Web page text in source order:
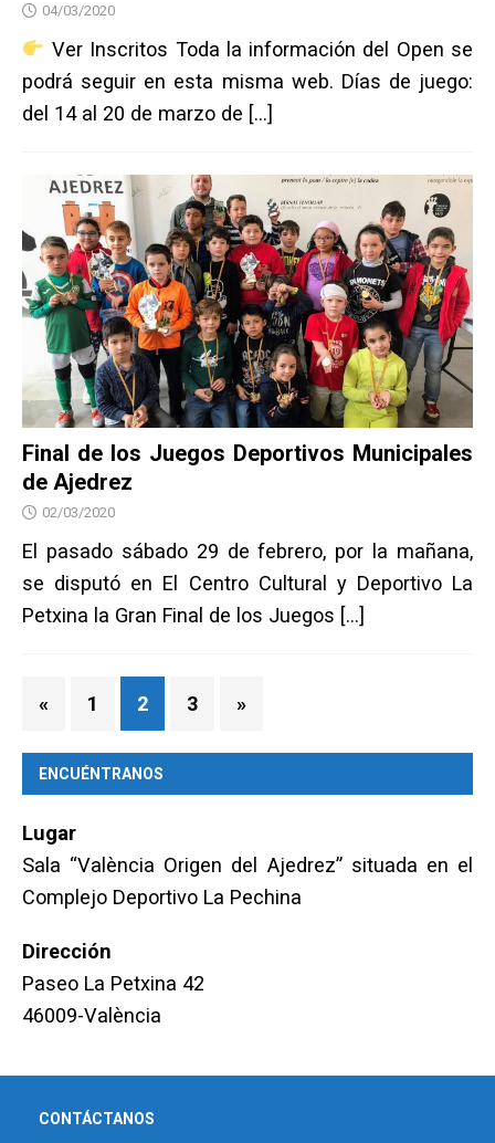
04/03/2020
Ver Inscritos Toda la información del Open se
podrá seguir en esta misma web. Días de juego:
del 14 al 20 de marzo de […]
Final de los Juegos Deportivos Municipales
de Ajedrez
02/03/2020
El pasado sábado 29 de febrero, por la mañana,
se disputó en El Centro Cultural y Deportivo La
Petxina la Gran Final de los Juegos […]
« 1 2 3 »
ENCUÉNTRANOS
Lugar
Sala “València Origen del Ajedrez” situada en el
Complejo Deportivo La Pechina
Dirección
Paseo La Petxina 42
46009-València
CONTÁCTANOS